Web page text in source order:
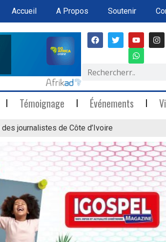
Accueil A Propos Soutenir
Témoignage Événements
des journalistes de Côte d’Ivoire